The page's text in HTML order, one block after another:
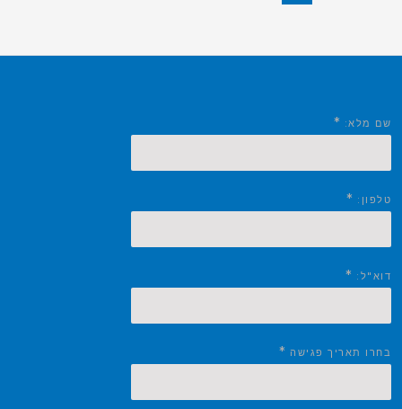
שם מלא: *
טלפון: *
דוא"ל: *
בחרו תאריך פגישה *